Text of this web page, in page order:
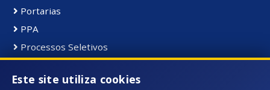
Portarias
PPA
Processos Seletivos
Publicações
Este site utiliza cookies